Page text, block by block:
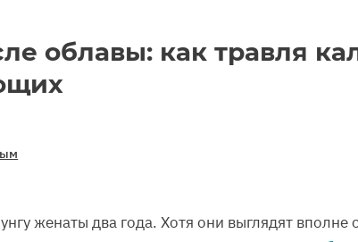
облавы: как травля
женаты два года. Хотя они выглядят вполне